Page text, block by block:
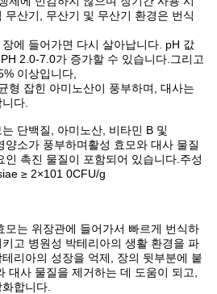
무산기, 무산기 및 무산기 환경은 번식
에 들어가면 다시 살아납니다. pH 값
2.0-7.0가 증가할 수 있습니다.그리고
이상입니다,
형 잡힌 아미노산이 풍부하며, 대사는
다.
단백질, 아미노산, 비타민 B 및
소가 풍부하며활성 효모와 대사 물질
촉진 물질이 포함되어 있습니다.주성
≥ 2×101 0CFU/g
모는 위장관에 들어가서 빠르게 번식하
고 병원성 박테리아의 생활 환경을 파
리아의 성장을 억제, 장의 뒷부분에 붙
대사 물질을 제거하는 데 도움이 되고,
합니다.